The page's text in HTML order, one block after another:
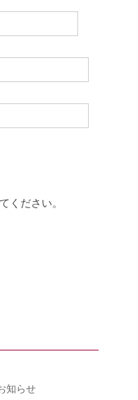
ください。
知らせ